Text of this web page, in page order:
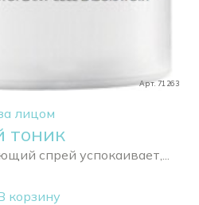
Арт. 71263
лицом
спрей успокаивает,...
корзину